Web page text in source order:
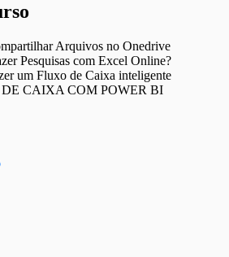
Arquivos no Onedrive
Pesquisas com Excel Online?
um Fluxo de Caixa inteligente
CAIXA COM POWER BI